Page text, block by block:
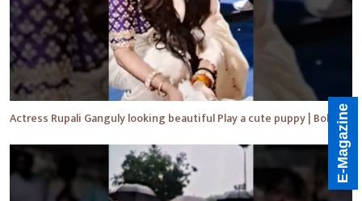
Actress Rupali Ganguly looking beautiful Play a cute puppy | Bollywood | Bollywood News #shorts #yt
E-Magazine